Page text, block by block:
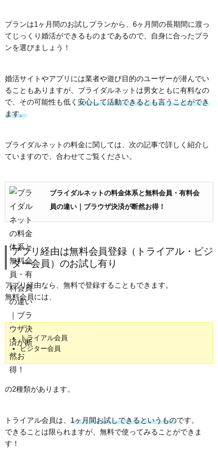
プランは1ヶ月間のお試しプランから、6ヶ月間の長期間に渡っ
てじっくり婚活ができるものまであるので、自身に合ったプラ
ンを選びましょう！
婚活サイトやアプリには業者や遊び目的のユーザーが潜んでい
ることもありますが、ブライダルネットは男女ともに有料なの
で、その可能性も低く 安心して活動できるとも言うことができ
ます。
ブライダルネットの料金に関しては、次の記事で詳しく紹介し
ていますので、合わせてご覧ください。
ブライダルネットの料金体系と無料会員・有料会
員の違い｜ブラウザ決済が断然お得！
アプリ経由は無料会員登録（トライアル・ビジ
ター会員）のお試し有り
アプリ経由なら、無料で登録することもできます。
無料会員には、
トライアル会員
ビジター会員
の2種類があります。
トライアル会員は、 1ヶ月間お試しできるというものです。
できることは限られますが、無料で使ってみることができま
す！